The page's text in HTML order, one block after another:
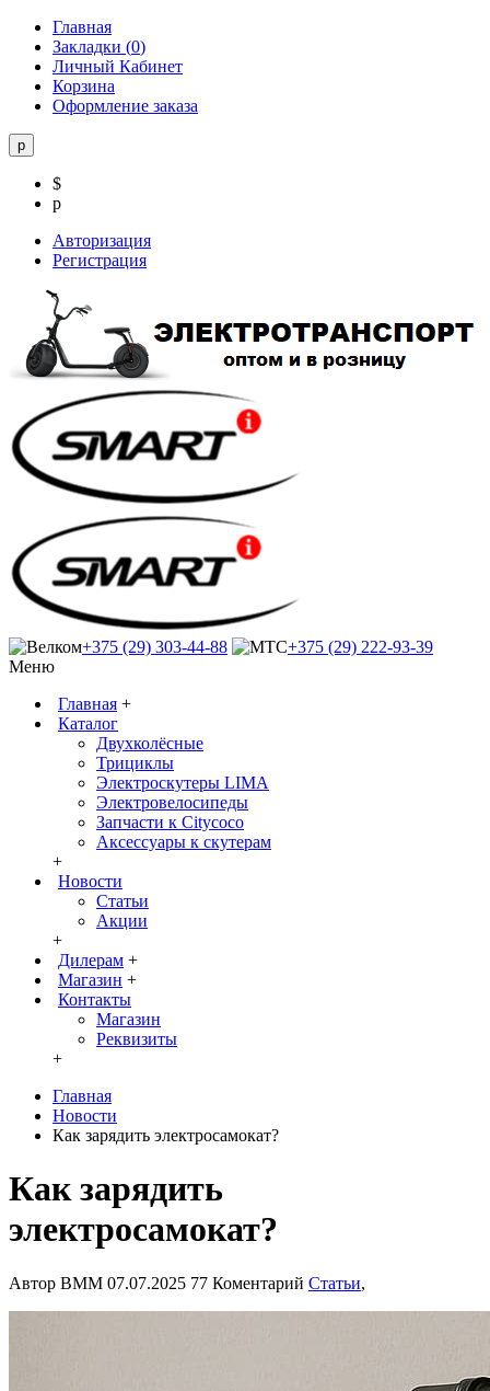
Главная
Закладки (0)
Личный Кабинет
Корзина
Оформление заказа
р
$
р
Авторизация
Регистрация
+375 (29) 303-44-88
+375 (29) 222-93-39
Меню
Главная +
Каталог
Двухколёсные
Трициклы
Электроскутеры LIMA
Электровелосипеды
Запчасти к Citycoco
Аксессуары к скутерам
+
Новости
Статьи
Акции
+
Дилерам +
Магазин +
Контакты
Магазин
Реквизиты
+
Главная
Новости
Как зарядить электросамокат?
Как зарядить
электросамокат?
Автор BMM 07.07.2025 77 Коментарий Статьи,